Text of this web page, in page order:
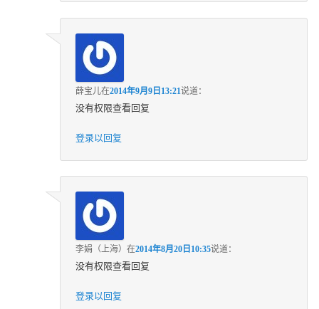
薛宝儿在2014年9月9日13:21说道：
没有权限查看回复
登录以回复
李娟（上海）在2014年8月20日10:35说道：
没有权限查看回复
登录以回复